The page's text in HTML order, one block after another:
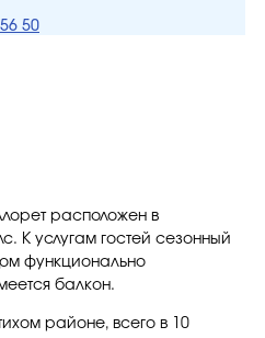
50
расположен в
К услугам гостей сезонный
функционально
балкон.
районе, всего в 10